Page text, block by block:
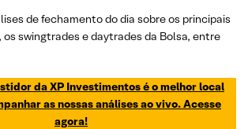
de fechamento do dia sobre os principais
swingtrades e daytrades da Bolsa, entre
da XP Investimentos é o melhor local
as nossas análises ao vivo. Acesse
agora!